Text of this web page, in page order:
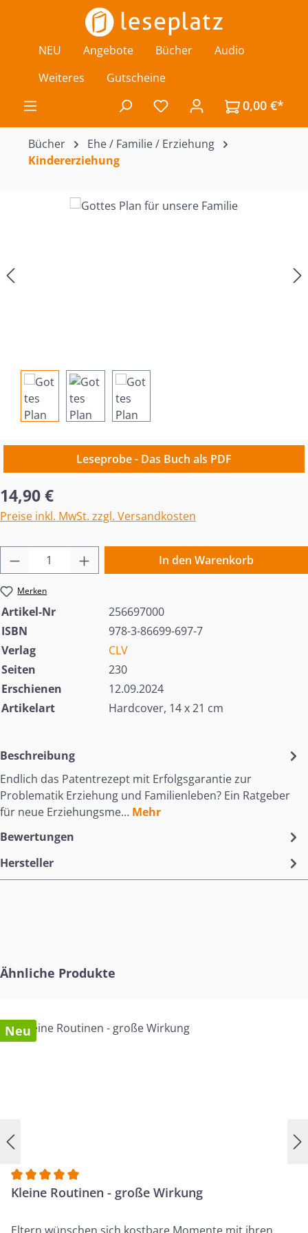
Zum Hauptinhalt springen
NEU Angebote Bücher
Audio
Weiteres
Gutscheine
Du hast 0 Produkte auf
0,00 €*
Bücher
Ehe / Familie / Erziehung
Kindererziehung
Bildergalerie überspringen
Leseprobe - Das Buch als PDF
Regulärer Preis:
14,90 €
Preise inkl. MwSt. zzgl. Versandkosten
Produkt Anzahl: Gib den gewünschten
In den Warenkorb
Merken
Artikel-Nr
256697000
ISBN
978-3-86699-697-7
Verlag
CLV
Seiten
230
Erschienen
12.09.2024
Artikelart
Hardcover, 14 x 21 cm
Beschreibung
Endlich das Patentrezept mit Erfolgsgarantie zur
Problematik Erziehung und Familienleben? Ein Ratgeber
für neue Erziehungsme… Mehr
Bewertungen
Hersteller
Produktgalerie überspringen
Ähnliche Produkte
Neu
Durchschnittliche Bewertung von 5 von 5 Sternen
Kleine Routinen - große Wirkung